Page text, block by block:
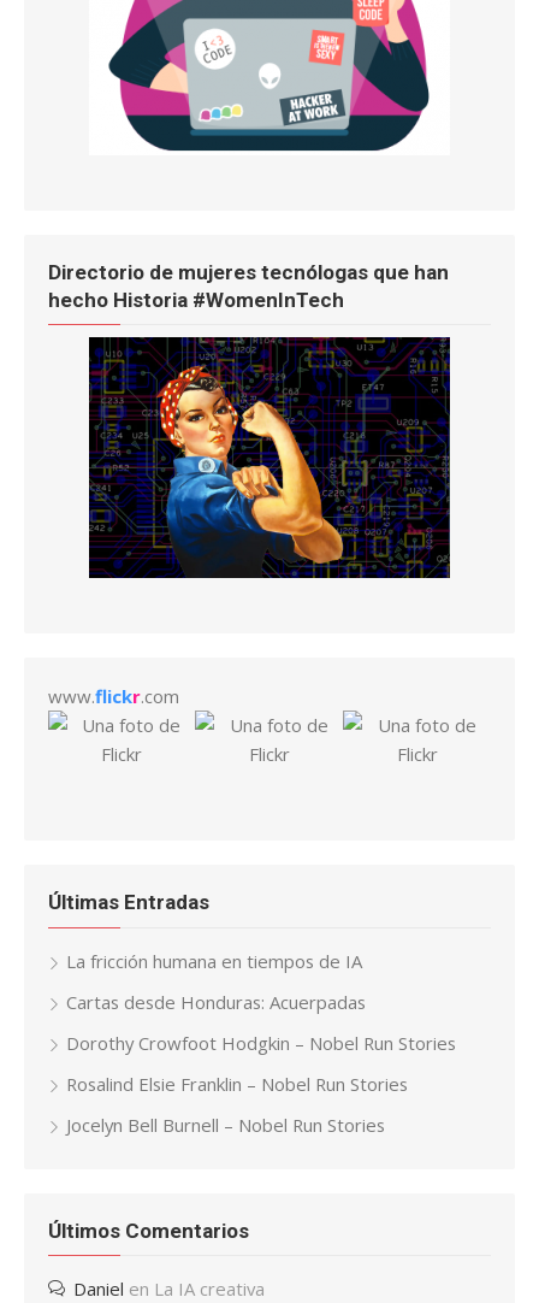
Directorio de mujeres tecnólogas que han
hecho Historia #WomenInTech
www.flickr.com
Últimas Entradas
La fricción humana en tiempos de IA
Cartas desde Honduras: Acuerpadas
Dorothy Crowfoot Hodgkin – Nobel Run Stories
Rosalind Elsie Franklin – Nobel Run Stories
Jocelyn Bell Burnell – Nobel Run Stories
Últimos Comentarios
Daniel en La IA creativa